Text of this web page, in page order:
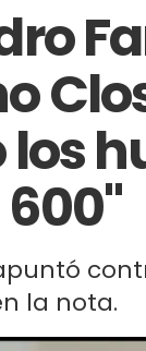
los
la nota.